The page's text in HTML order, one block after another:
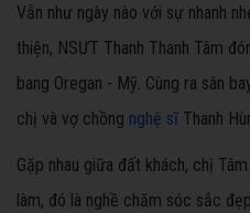
Vẫn như ngày nào với sự nhanh
thiện, NSƯT Thanh Thanh Tâm
bang Oregan - Mỹ. Cùng ra sân
chị và vợ chồng nghệ sĩ Thanh
Gặp nhau giữa đất khách, chị
làm, đó là nghề chăm sóc sắc